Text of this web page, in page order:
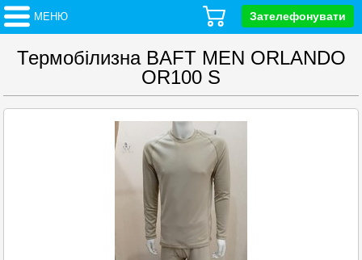
МЕНЮ Зателефонувати
Термобілизна BAFT MEN ORLANDO
OR100 S